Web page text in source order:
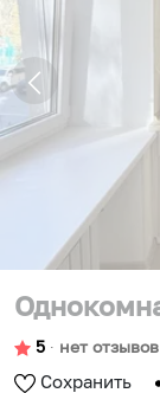
5 ∙ нет отзывов
Сохранить